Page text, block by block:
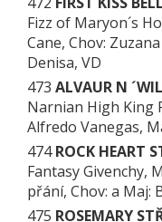
Fizz of Maryon´s
Cane, Chov:
Denisa, VD
473 ALVAUR N
Narnian High King
Alfredo Vanegas,
474ROCK HEART
Fantasy Givenchy,
přání, Chov: a Maj:
475 ROSEMARY